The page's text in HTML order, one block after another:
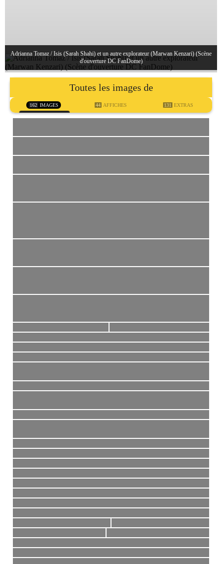
Adrianna Tomaz / Isis (Sarah Shahi) et un autre explorateur (Marwan Kenzari) (Scène
d'ouverture DC FanDome)
Toutes les images de
162 IMAGES 44 AFFICHES 131 EXTRAS